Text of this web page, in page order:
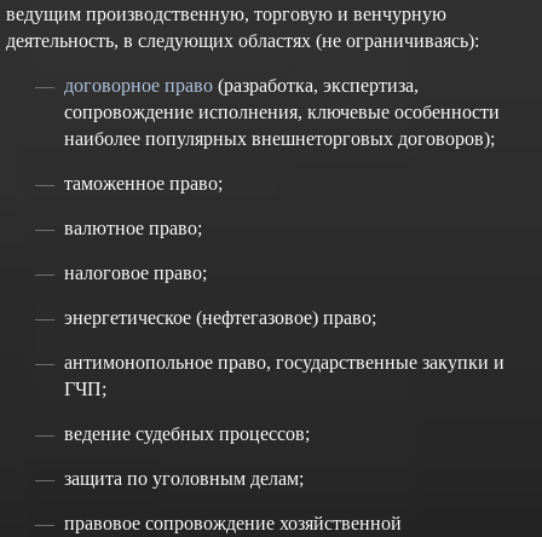
ведущим производственную, торговую и венчурную
деятельность, в следующих областях (не ограничиваясь):
договорное право (разработка, экспертиза,
сопровождение исполнения, ключевые особенности
наиболее популярных внешнеторговых договоров);
таможенное право;
валютное право;
налоговое право;
энергетическое (нефтегазовое) право;
антимонопольное право, государственные закупки и
ГЧП;
ведение судебных процессов;
защита по уголовным делам;
правовое сопровождение хозяйственной